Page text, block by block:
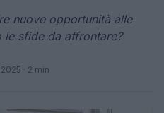
nuove opportunità alle
le sfide da affrontare?
· 2 min